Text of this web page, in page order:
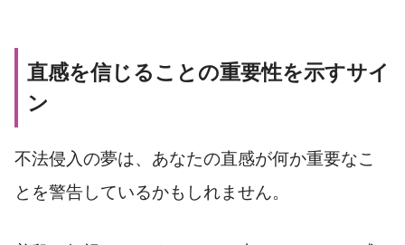
直感を信じることの重要性を示すサイ
ン
不法侵入の夢は、あなたの直感が何か重要なこ
とを警告しているかもしれません。